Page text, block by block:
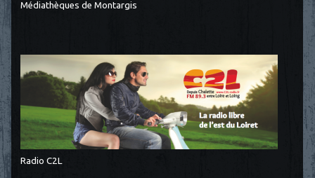
Médiathèques de Montargis
Radio C2L